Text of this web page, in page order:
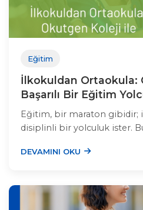
Eğitim
İlkokuldan Ortaokula:
Başarılı Bir Eğitim
Eğitim, bir maraton gibidir;
disiplinli bir yolculuk ister.
DEVAMINI OKU